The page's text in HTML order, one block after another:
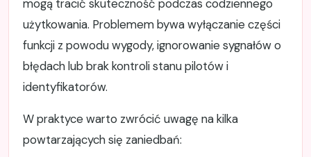
mogą tracić skuteczność podczas codziennego
użytkowania. Problemem bywa wyłączanie części
funkcji z powodu wygody, ignorowanie sygnałów o
błędach lub brak kontroli stanu pilotów i
identyfikatorów.
W praktyce warto zwrócić uwagę na kilka
powtarzających się zaniedbań: